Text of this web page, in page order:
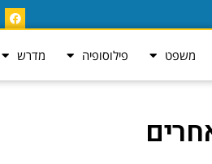
משפט פילוסופיה מדרש